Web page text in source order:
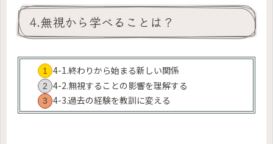
4.無視から学べることは？
4-1.終わりから始まる新しい関係
4-2.無視することの影響を理解する
4-3.過去の経験を教訓に変える